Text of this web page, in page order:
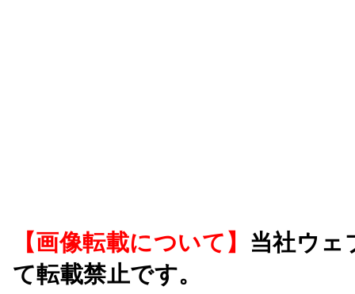
【画像転載について】 当社ウェ
て転載禁止です。